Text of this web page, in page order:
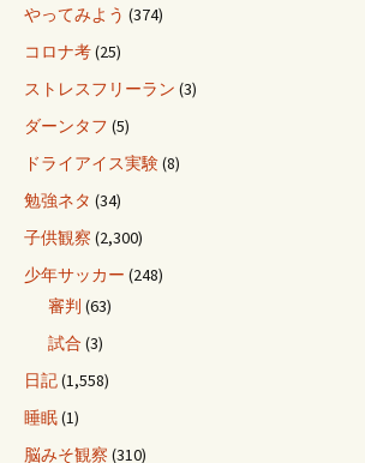
やってみよう (374)
コロナ考(25)
ストレスフリーラン (3)
ダーンタフ (5)
ドライアイス実験(8)
勉強ネタ (34)
子供観察 (2,300)
少年サッカー (248)
審判 (63)
試合 (3)
日記(1,558)
睡眠(1)
脳みそ観察 (310)